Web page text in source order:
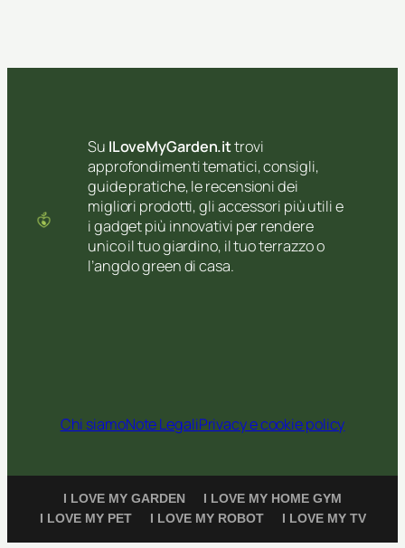
Su ILoveMyGarden.ittrovi
approfondimenti tematici, consigli,
guide pratiche, le recensioni dei
migliori prodotti, gli accessori più utili e
i gadget più innovativi per rendere
unico il tuo giardino, il tuo terrazzo o
l’angolo green di casa.
Chi siamoNote LegaliPrivacy e cookie policy
I LOVE MY GARDEN
I LOVE MY HOME GYM
I LOVE MY PET
I LOVE MY ROBOT I LOVE MY TV